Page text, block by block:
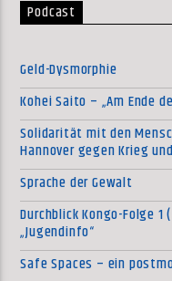
Podcast
Geld-Dysmorphie
Kohei Saito – „Am Ende
Solidarität mit den
Hannover gegen Krieg
Sprache der Gewalt
Durchblick Kongo-Folge
„Jugendinfo“
Safe Spaces – ein